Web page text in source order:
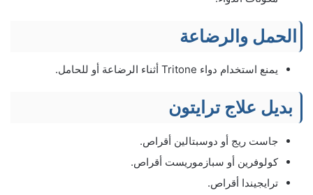
الحمل والرضاعة
يمنع استخدام دواء Tritone أثناء الرضاعة أو للحامل.
بديل علاج ترايتون
جاست ريج أو دوسبتالين أقراص.
كولوفرين أو سبازموريست أقراص.
ترايجيندا أقراص.